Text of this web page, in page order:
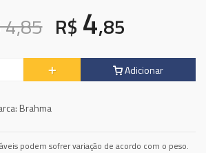
4,85 R$ 4,85
Adicionar
Brahma
podem sofrer variação de acordo com o peso.